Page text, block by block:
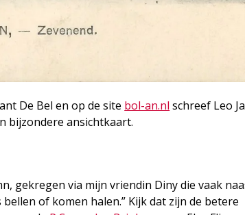
De Bel en op de site bol-an.nl schreef Leo
bijzondere ansichtkaart.
gekregen via mijn vriendin Diny die vaak
of komen halen.” Kijk dat zijn de betere